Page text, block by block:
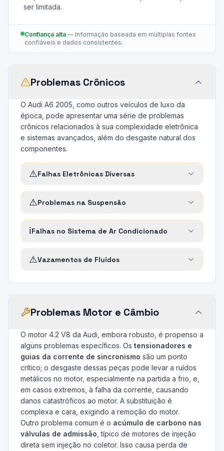
ser limitada.
Confiança alta — Informação baseada em múltiplas fontes
confiáveis e dados consistentes.
Problemas Crônicos
O Audi A6 2005, como outros veículos de luxo da
época, pode apresentar uma série de problemas
crônicos relacionados à sua complexidade eletrônica
e sistemas avançados, além do desgaste natural dos
componentes.
⚠️Falhas Eletrônicas Diversas
⚠️Problemas na Suspensão
ℹ️Falhas no Sistema de Ar Condicionado
⚠️Vazamentos de Fluidos
Problemas Motor e Câmbio
O motor 4.2 V8 da Audi, embora robusto, é propenso a
alguns problemas específicos. Os tensionadores e
guias da corrente de sincronismo são um ponto
crítico; o desgaste dessas peças pode levar a ruídos
metálicos no motor, especialmente na partida a frio, e,
em casos extremos, à falha da corrente, causando
danos catastróficos ao motor. A substituição é
complexa e cara, exigindo a remoção do motor.
Outro problema comum é o acúmulo de carbono nas
válvulas de admissão , típico de motores de injeção
direta sem injeção no coletor. Isso causa perda de